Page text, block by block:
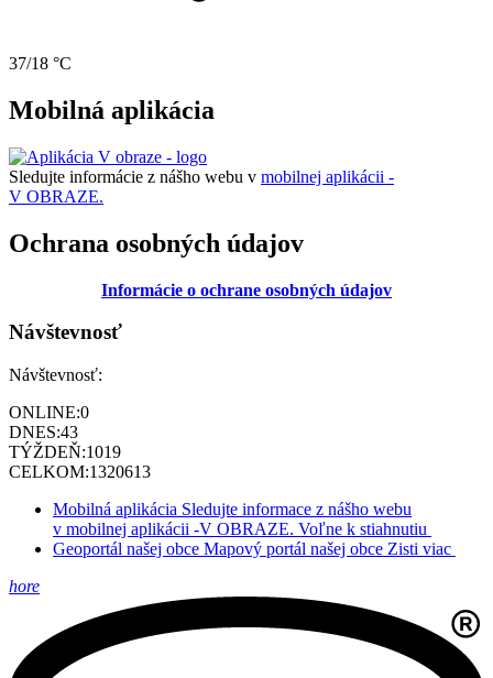
37/18 °C
Mobilná aplikácia
Sledujte informácie z nášho webu v mobilnej aplikácii -
V OBRAZE.
Ochrana osobných údajov
Informácie o ochrane osobných údajov
Návštevnosť
Návštevnosť:
ONLINE:0
DNES:43
TÝŽDEŇ:1019
CELKOM:1320613
Mobilná aplikácia Sledujte informace z nášho webu
v mobilnej aplikácii -V OBRAZE. Voľne k stiahnutiu
Geoportál našej obce Mapový portál našej obce Zisti viac
hore